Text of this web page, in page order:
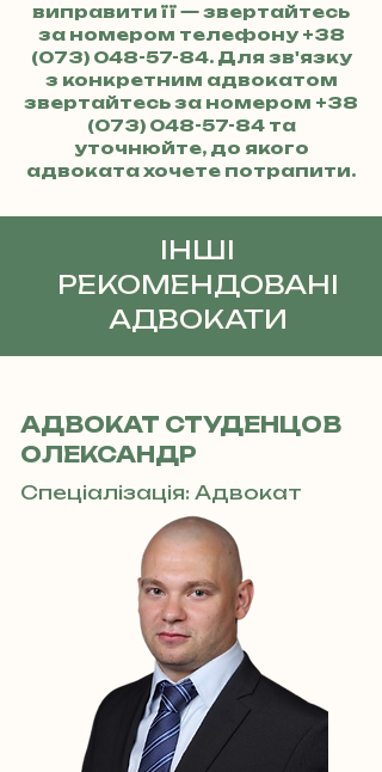
виправити її — звертайтесь
за номером телефону +38
(073) 048-57-84. Для зв'язку
з конкретним адвокатом
звертайтесь за номером +38
(073) 048-57-84та
уточнюйте, до якого
адвоката хочете потрапити.
ІНШІ
РЕКОМЕНДОВАНІ
АДВОКАТИ
АДВОКАТ СТУДЕНЦОВ
ОЛЕКСАНДР
Спеціалізація: Адвокат